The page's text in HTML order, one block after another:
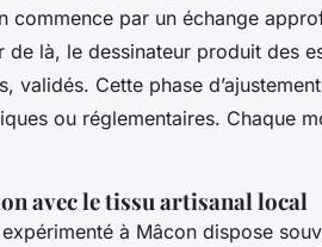
commence par un échange
de là, le dessinateur produit des
validés. Cette phase
ou réglementaires. Chaque
avec le tissu artisanal local
à Mâcon dispose